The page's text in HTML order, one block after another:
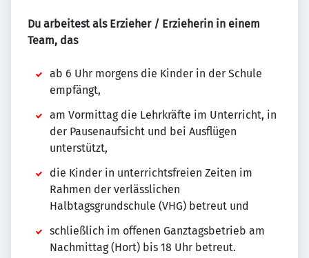
Du arbeitest als Erzieher / Erzieherin in einem
Team, das
ab 6 Uhr morgens die Kinder in der Schule
empfängt,
am Vormittag die Lehrkräfte im Unterricht, in
der Pausenaufsicht und bei Ausflügen
unterstützt,
die Kinder in unterrichtsfreien Zeiten im
Rahmen der verlässlichen
Halbtagsgrundschule (VHG) betreut und
schließlich im offenen Ganztagsbetrieb am
Nachmittag (Hort) bis 18 Uhr betreut.